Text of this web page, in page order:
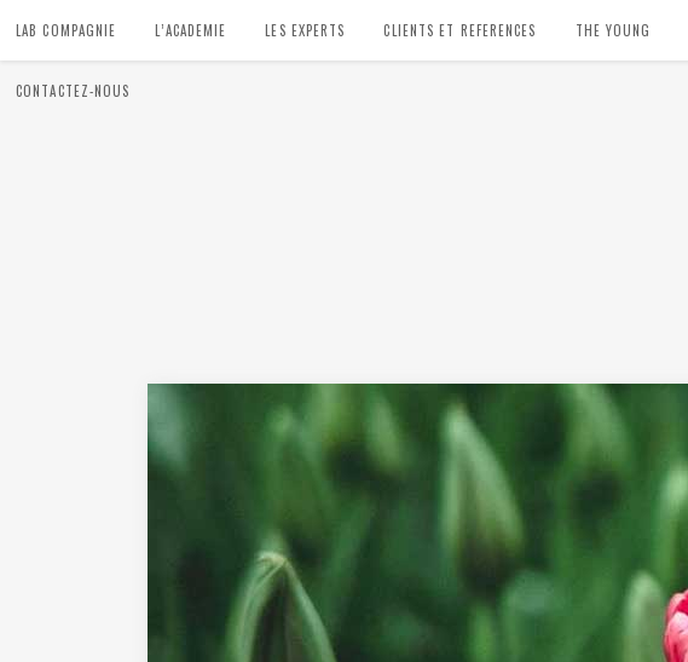
LAB COMPAGNIE L’ACADEMIE LES EXPERTS CLIENTS ET REFERENCES THE YOUNG
CONTACTEZ-NOUS